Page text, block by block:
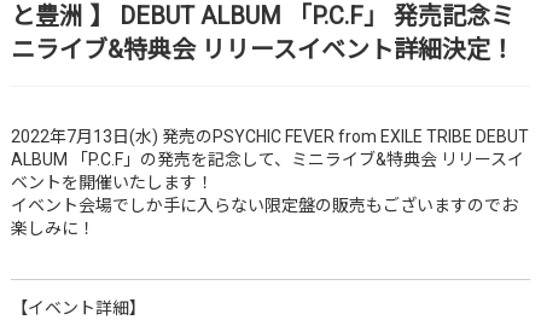
と豊洲 】 DEBUT ALBUM 「P.C.F」 発売記念ミ
ニライブ&特典会 リリースイベント詳細決定！
2022年7月13日(水) 発売のPSYCHIC FEVER from EXILE TRIBE DEBUT
ALBUM 「P.C.F」の発売を記念して、ミニライブ&特典会 リリースイ
ベントを開催いたします！
イベント会場でしか手に入らない限定盤の販売もございますのでお
楽しみに！
【イベント詳細】